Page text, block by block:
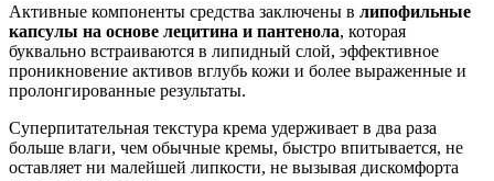
Активные компоненты средства заключены в липофильные
капсулы на основе лецитина и пантенола, которая
буквально встраиваются в липидный слой, эффективное
проникновение активов вглубь кожи и более выраженные и
пролонгированные результаты.
Суперпитательная текстура крема удерживает в два раза
больше влаги, чем обычные кремы, быстро впитывается, не
оставляет ни малейшей липкости, не вызывая дискомфорта